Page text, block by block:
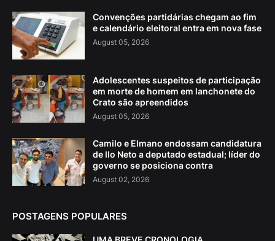
Convenções partidárias chegam ao fim
e calendário eleitoral entra em nova fase
August 05, 2026
Adolescentes suspeitos de participação
em morte de homem em lanchonete do
Crato são apreendidos
August 05, 2026
Camilo e Elmano endossam candidatura
de Ilo Neto a deputado estadual; líder do
governo se posiciona contra
August 02, 2026
POSTAGENS POPULARES